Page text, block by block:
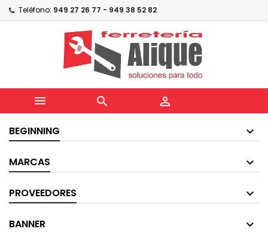
Teléfono: 949 27 26 77 - 949 38 52 82
  
BEGINNING
MARCAS
PROVEEDORES
BANNER